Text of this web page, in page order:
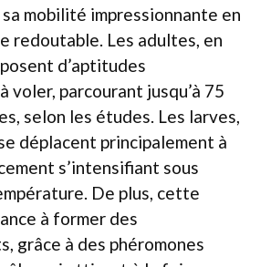
mobilité impressionnante en
redoutable. Les adultes, en
d’aptitudes
voler, parcourant jusqu’à 75
selon les études. Les larves,
déplacent principalement à
s’intensifiant sous
De plus, cette
à former des
grâce à des phéromones